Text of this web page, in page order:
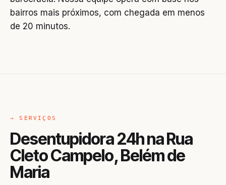
bairros mais próximos, com chegada em menos
de 20 minutos.
→ SERVIÇOS
Desentupidora 24h na Rua
Cleto Campelo, Belém de
Maria